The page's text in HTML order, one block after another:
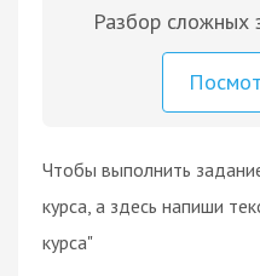
Разбор сложных
Чтобы выполнить
курса, а здесь напиши
курса"